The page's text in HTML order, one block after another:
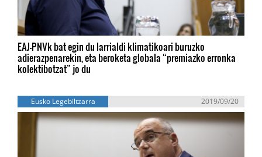
EAJ-PNVk bat egin du larrialdi klimatikoari buruzko
adierazpenarekin, eta beroketa globala “premiazko erronka
kolektibotzat” jo du
Eusko Legebiltzarra 2019/09/20